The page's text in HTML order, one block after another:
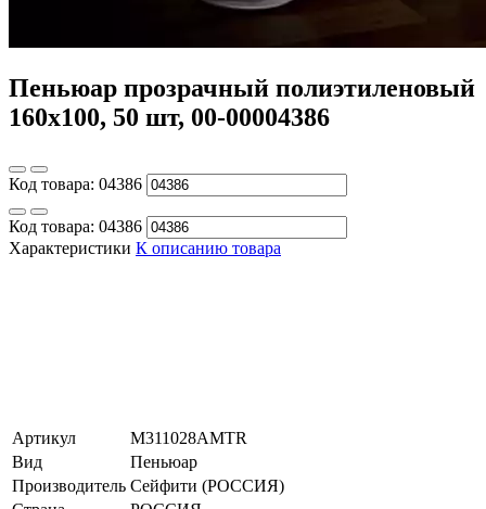
Пеньюар прозрачный полиэтиленовый
160х100, 50 шт, 00-00004386
Код товара: 04386
Код товара: 04386
Характеристики К описанию товара
Артикул
M311028AMTR
Вид
Пеньюар
Производитель Сейфити (РОССИЯ)